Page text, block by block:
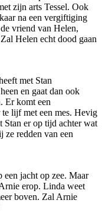
zijn arts Tessel. Ook
na een vergiftiging
vriend van Helen,
Helen echt dood gaan
met Stan
en gaat dan ook
Er komt een
lijf met een mes. Hevig
Stan er op tijd achter wat
ze redden van een
jacht op zee. Maar
erop. Linda weet
boven. Zal Arnie